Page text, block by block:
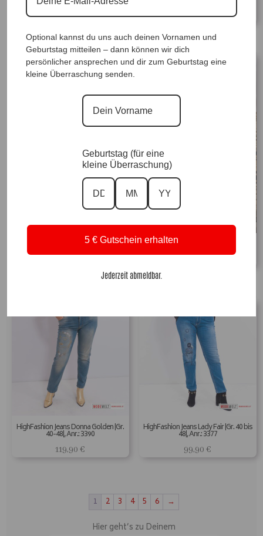
129,90€
DesignPulli Twinni |Gr. UNI 38-48+|, Anr.: Edel BigBag KaribikFlair, Anr.: 2151
HighFashion Jeans Donna Golden |Gr.
40-48|, Anr.: 3390
119,90 €
HighFashion Jeans Lady Fair |Gr. 40 bis
48|, Anr.: 3377
99,90 €
1 2 3 4 5 6
→
Hier geht’s zu Deinem
Optional kannst du uns auch deinen Vornamen und
Geburtstag mitteilen – dann können wir dich
persönlicher ansprechen und dir zum Geburtstag eine
kleine Überraschung senden.
Geburtstag (für eine
kleine Überraschung)
5 € Gutschein erhalten
Jederzeit abmeldbar.